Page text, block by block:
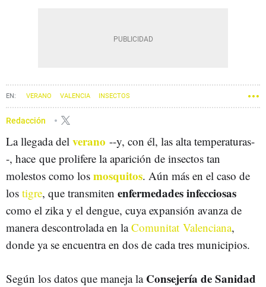
VERANO VALENCIA INSECTOS
Redacción
La llegada del verano --y, con él, las alta temperaturas-
-, hace que prolifere la aparición de insectos tan
molestos como los mosquitos. Aún más en el caso de
los tigre, que transmiten enfermedades infecciosas
como el zika y el dengue, cuya expansión avanza de
manera descontrolada en laComunitat Valenciana,
donde ya se encuentra en dos de cada tres municipios.
Según los datos que maneja la Consejería de Sanidad